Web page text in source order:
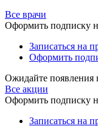
Все врачи
Оформить подписку
Записаться на
Оформить
Ожидайте появления
Все акции
Оформить подписку
Записаться на